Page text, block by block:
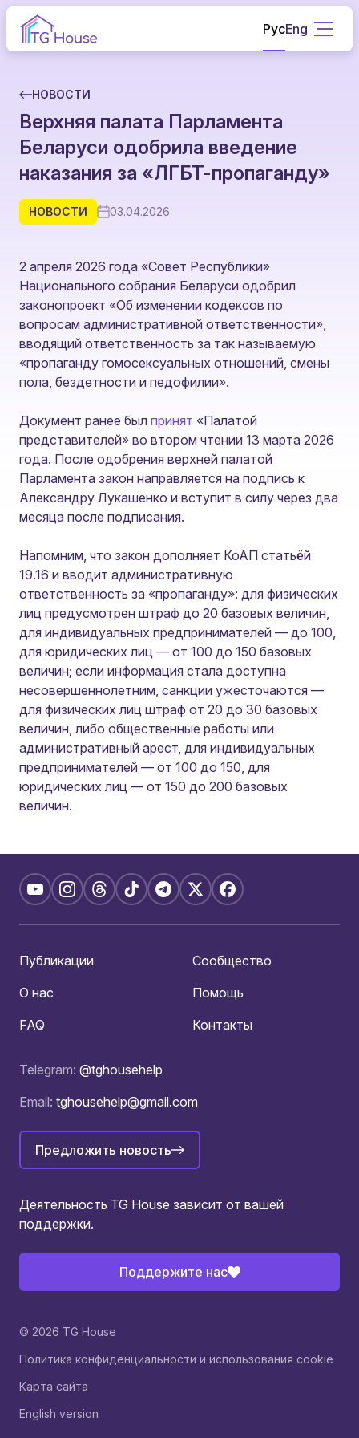
РусEng
НОВОСТИ
Верхняя палата Парламента
Беларуси одобрила введение
наказания за «ЛГБТ-пропаганду»
НОВОСТИ 03.04.2026
2 апреля 2026 года «Совет Республики»
Национального собрания Беларуси одобрил
законопроект «Об изменении кодексов по
вопросам административной ответственности»,
вводящий ответственность за так называемую
«пропаганду гомосексуальных отношений, смены
пола, бездетности и педофилии».
Документ ранее был принят «Палатой
представителей» во втором чтении 13 марта 2026
года. После одобрения верхней палатой
Парламентa закон направляется на подпись к
Александру Лукашенко и вступит в силу через два
месяца после подписания.
Напомним, что закон дополняет КоАП статьёй
19.16 и вводит административную
ответственность за «пропаганду»: для физических
лиц предусмотрен штраф до 20 базовых величин,
для индивидуальных предпринимателей — до 100,
для юридических лиц — от 100 до 150 базовых
величин; если информация стала доступна
несовершеннолетним, санкции ужесточаются —
для физических лиц штраф от 20 до 30 базовых
величин, либо общественные работы или
административный арест, для индивидуальных
предпринимателей — от 100 до 150, для
юридических лиц — от 150 до 200 базовых
величин.
Telegram: @tghousehelp
Email: tghousehelp@gmail.com
Предложить новость
Публикации
Сообщество
О нас
Помощь
FAQ
Контакты
Деятельность TG House зависит от вашей
поддержки.
Поддержите нас
© 2026 TG House
Политика конфиденциальности и использования cookie
Карта сайта
English version